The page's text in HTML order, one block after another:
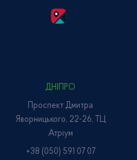
ДНІПРО
Проспект Дмитра
Яворницького, 22-26, ТЦ
Атріум
+38 (050) 591 07 07